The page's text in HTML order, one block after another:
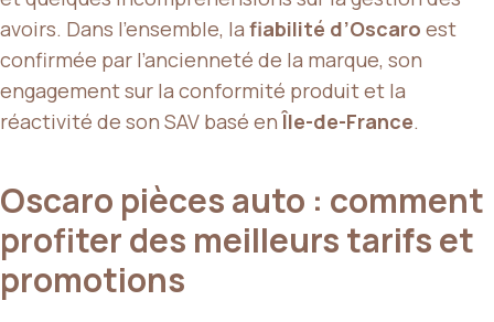
avoirs. Dans l’ensemble, la fiabilité d’Oscaro est
confirmée par l’ancienneté de la marque, son
engagement sur la conformité produit et la
réactivité de son SAV basé enÎle-de-France.
Oscaro pièces auto : comment
profiter des meilleurs tarifs et
promotions